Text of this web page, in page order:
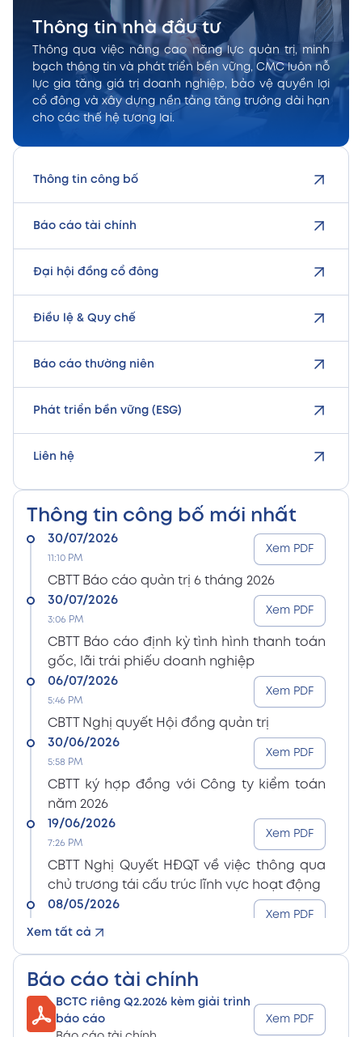
Thông tin nhà đầu tư
Thông qua việc nâng cao năng lực quản trị, minh
bạch thông tin và phát triển bền vững, CMC luôn nỗ
lực gia tăng giá trị doanh nghiệp, bảo vệ quyền lợi
cổ đông và xây dựng nền tảng tăng trưởng dài hạn
cho các thế hệ tương lai.
Thông tin công bố
Báo cáo tài chính
Đại hội đồng cổ đông
Điều lệ & Quy chế
Báo cáo thường niên
Phát triển bền vững (ESG)
Liên hệ
Thông tin công bố mới nhất
Xem tất cả
30/07/2026
11:10 PM
CBTT Báo cáo quản trị 6 tháng 2026
Xem PDF
30/07/2026
3:06 PM
CBTT Báo cáo định kỳ tình hình thanh toán
gốc, lãi trái phiếu doanh nghiệp
Xem PDF
06/07/2026
5:46 PM
CBTT Nghị quyết Hội đồng quản trị
Xem PDF
30/06/2026
5:58 PM
CBTT ký hợp đồng với Công ty kiểm toán
năm 2026
Xem PDF
19/06/2026
7:26 PM
CBTT Nghị Quyết HĐQT về việc thông qua
chủ trương tái cấu trúc lĩnh vực hoạt động
Xem PDF
08/05/2026
8:15 PM
Xem PDF
8:15 PM
CBTT Điều lệ Công ty sửa đổi bổ sung (Vn)
08/05/2026
Báo cáo tài chính
BCTC riêng Q2.2026 kèm giải trình
báo cáo
Xem PDF